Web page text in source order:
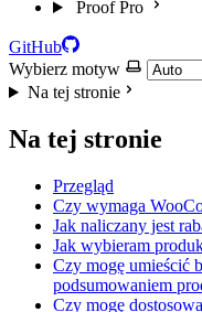
Proof Pro
GitHub
Wybierz motyw
Na tej stronie
Na tej stronie
Przegląd
Czy wymaga
Jak naliczany jest
Jak wybieram
Czy mogę umieścić
podsumowaniem
Czy mogę